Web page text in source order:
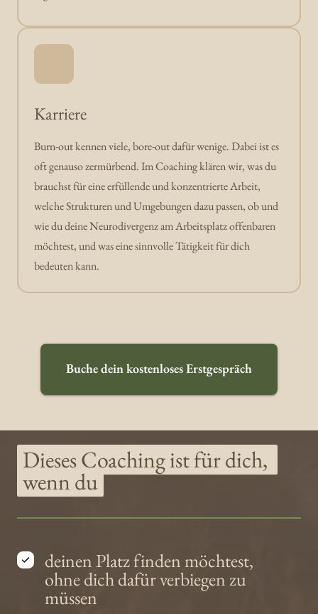
Karriere
Burn-out kennen viele, bore-out dafür wenige. Dabei ist es
oft genauso zermürbend. Im Coaching klären wir, was du
brauchst für eine erfüllende und konzentrierte Arbeit,
welche Strukturen und Umgebungen dazu passen, ob und
wie du deine Neurodivergenz am Arbeitsplatz offenbaren
möchtest, und was eine sinnvolle Tätigkeit für dich
bedeuten kann.
Buche dein kostenloses Erstgespräch
Dieses Coaching ist für
wenn du
deinen Platz finden möchtest,
ohne dich dafür verbiegen zu
müssen